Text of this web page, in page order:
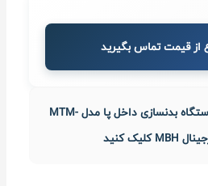
از قیمت تماس بگیرید
جهت خرید اقساط دستگاه بدنسازی داخل پا مدل MTM-